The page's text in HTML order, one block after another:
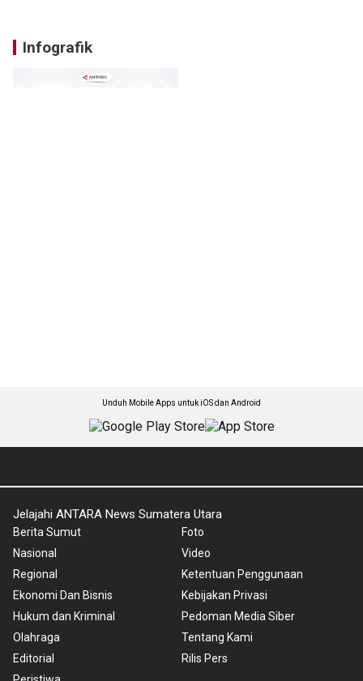
Infografik
Unduh Mobile Apps untuk iOS dan Android
Jelajahi ANTARA News Sumatera Utara
Berita Sumut
Nasional
Regional
Ekonomi Dan Bisnis
Hukum dan Kriminal
Olahraga
Editorial
Foto
Video
Ketentuan Penggunaan
Kebijakan Privasi
Pedoman Media Siber
Tentang Kami
Rilis Pers